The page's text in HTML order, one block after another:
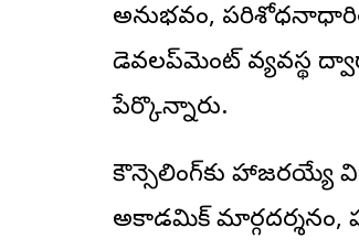
అనుభవం,
డెవలప్‌మెంట్ వ్యవస్థ
పేర్కొన్నారు.
కౌన్సెలింగ్‌కు హాజరయ్యే
అకాడమిక్ మార్గదర్శనం,